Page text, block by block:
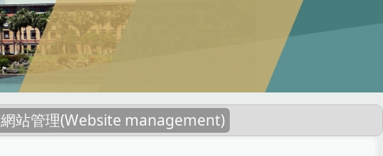
網站管理(Website management)